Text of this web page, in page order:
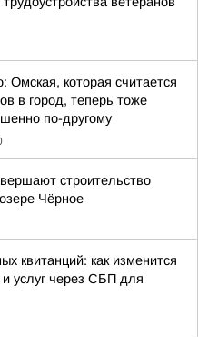
Омская, которая считается
в город, теперь тоже
по-другому
строительство
Чёрное
квитанций: как изменится
и услуг через СБП для